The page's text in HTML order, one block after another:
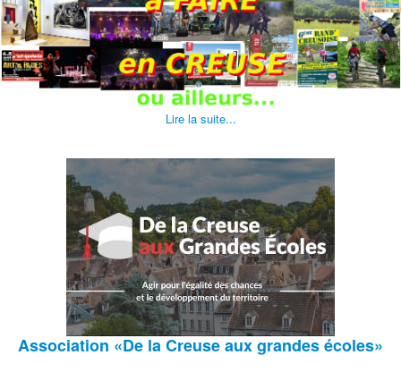
Lire la suite...
Association «De la Creuse aux grandes écoles»